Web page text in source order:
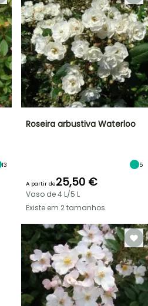
13
Roseira arbustiva Waterloo
5
A partir de25,50 €
Vaso de 4 L/5 L
Existe em 2 tamanhos